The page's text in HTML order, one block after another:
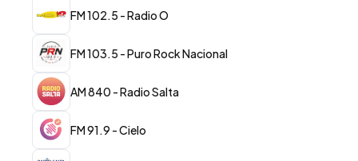
FM 102.5 - Radio O
FM 103.5 - Puro Rock Nacional
AM 840 - Radio Salta
FM 91.9 - Cielo